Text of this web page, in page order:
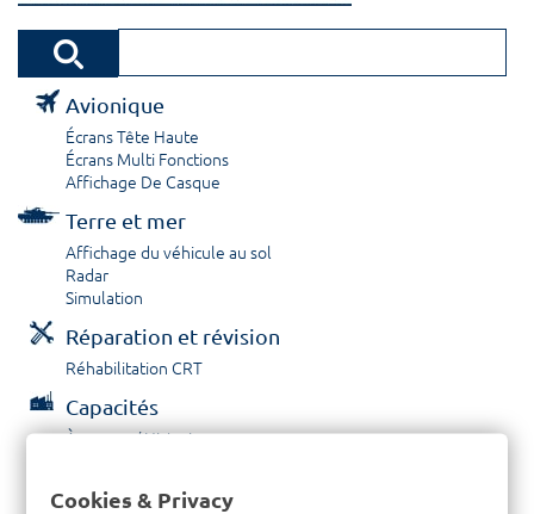
Avionique
Écrans Tête Haute
Écrans Multi Fonctions
Affichage De Casque
Terre et mer
Affichage du véhicule au sol
Radar
Simulation
Réparation et révision
Réhabilitation CRT
Capacités
À propos / Historique
Cookies & Privacy